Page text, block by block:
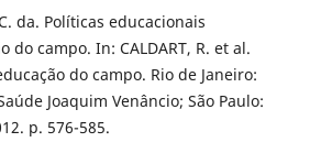
da. Políticas educacionais
do campo. In: CALDART, R. et al.
do campo. Rio de Janeiro:
Joaquim Venâncio; São Paulo:
p. 576-585.